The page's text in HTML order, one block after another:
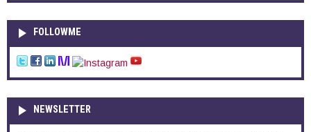
FOLLOWME
NEWSLETTER